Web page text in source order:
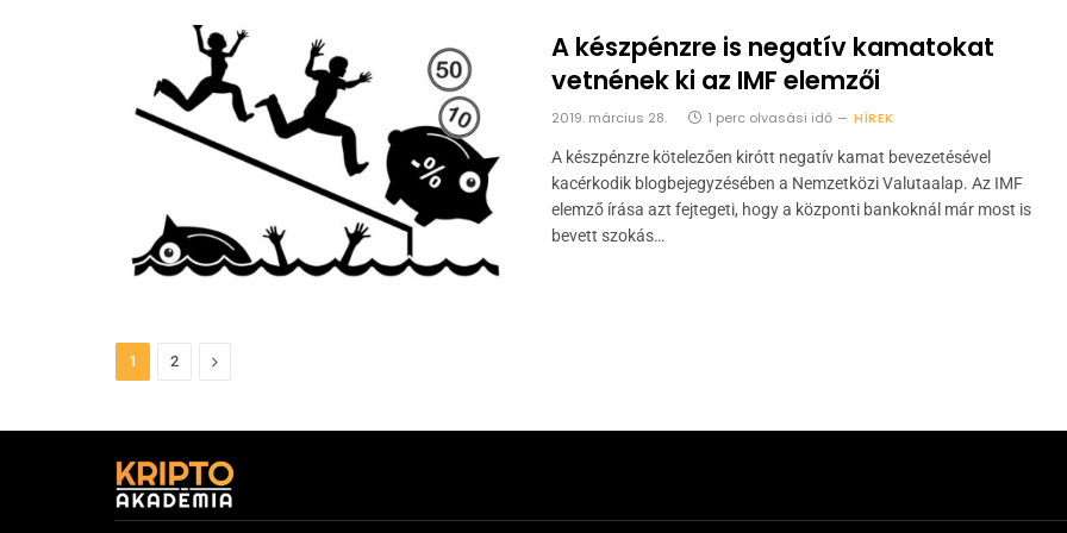
A készpénzre is negatív kamatokat
vetnének ki az IMF elemzői
2019. március 28. 1 perc olvasási idő HÍREK
A készpénzre kötelezően kirótt negatív kamat bevezetésével
kacérkodik blogbejegyzésében a Nemzetközi Valutaalap. Az IMF
elemző írása azt fejtegeti, hogy a központi bankoknál már most is
bevett szokás…
1 2 Next